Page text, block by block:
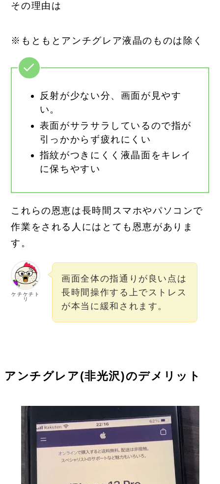
その理由は
※もともとアンチグレア液晶のものは除く
反射が少ない分、画面が見やす
い。
表面がサラサラしているので指が
引っかからず疲れにくい
指紋がつきにくく液晶面をキレイ
に保ちやすい
これらの恩恵は長時間スマホやパソコンで
作業をされる人にはとても恩恵がありま
す。
ケチケチト
リ
画面全体の指通りが良い点は
長時間操作する上でストレス
が本当に緩和されます。
アンチグレア(非光沢)のデメリット